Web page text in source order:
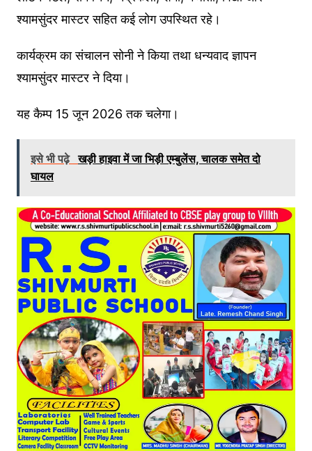
श्यामसुंदर मास्टर सहित कई लोग उपस्थित रहे।
कार्यक्रम का संचालन सोनी ने किया तथा धन्यवाद ज्ञापन
श्यामसुंदर मास्टर ने दिया।
यह कैम्प 15 जून 2026 तक चलेगा।
इसे भी पढ़े खड़ी हाइवा में जा भिड़ी एम्बुलेंस, चालक समेत दो
घायल